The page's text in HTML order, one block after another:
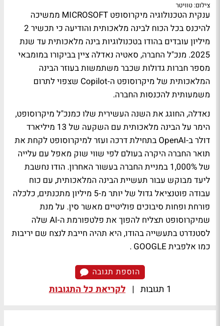
צילום: טוויטר
ענקית הטכנולוגיה מיקרוסופט MICROSOFT ממשיכה
להיכנס בכל הכוח לבינה מלאכותית והודיעה כי תכשיר 2
מיליון עובדים בהודו בטכנולוגיות בינה מלאכותית עד שנת
2025. מנכ"ל החברה, סאטיה נאדלה ציין בביקורו במומבאי
מספר חברות גדולות שכבר משתמשות בעוזר הבינה
המלאכותית של מיקרוסופט ה-Copilot שצפוי לתרום
משמעותית להכנסות החברה.
נאדלה, החוגג את השנה העשירית שלו כמנכ"ל מיקרוסופט,
הימר על הבינה מלאכותית עם השקעה של 13 מיליארד
דולר ב-OpenAI בתחילת דרכה ועזר למיקרוסופט לקחת את
תואר החברה היקרה בעולם לפי שווי שוק מאפל עם עלייה
של 1,000% במניית החברה בעשור האחרון. הודו נחשבת
ליעד מבוקש עבור תעשיית הבינה המלאכותית, עם כוח
עבודה פוטנציאל גדול של יותר מ-5 מיליון מתכנתים, כלכלה
פורחת ופחות סיבוכים פוליטיים מאשר סין. על מנת
שמיקרוסופט תצליח להפוך את פלטפורמת ה-AI שלה
לסטנדרט בתעשייה בהודו, היא תהיה חייבת לנצח שם יריבות
כמו אלפבית GOOGLE .
הוספת תגובה
1 תגובות | לקריאת כל התגובות